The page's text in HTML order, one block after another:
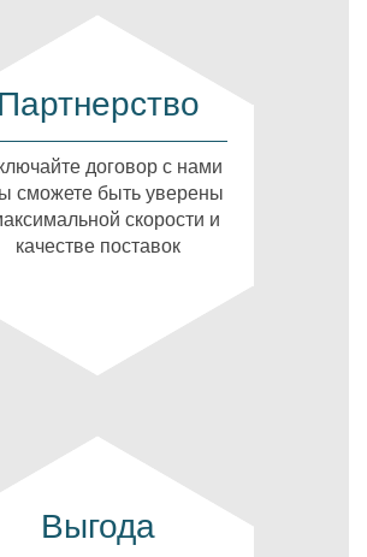
Партнерство
договор с нами
сможете быть уверены
скорости и
качестве поставок
Выгода